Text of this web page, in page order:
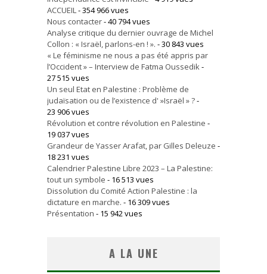
ACCUEIL- 354 966 vues
Nous contacter- 40 794 vues
Analyse critique du dernier ouvrage de Michel
Collon : « Israël, parlons-en ! ». - 30 843 vues
« Le féminisme ne nous a pas été appris par
l’Occident » – Interview de Fatma Oussedik-
27 515 vues
Un seul Etat en Palestine : Problème de
judaïsation ou de l’existence d' »Israël » ?-
23 906 vues
Révolution et contre révolution en Palestine -
19 037 vues
Grandeur de Yasser Arafat, par Gilles Deleuze -
18 231 vues
Calendrier Palestine Libre 2023 – La Palestine:
tout un symbole - 16 513 vues
Dissolution du Comité Action Palestine : la
dictature en marche. - 16 309 vues
Présentation - 15 942 vues
A LA UNE